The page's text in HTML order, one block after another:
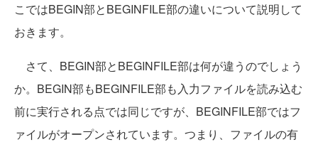
こではBEGIN部とBEGINFILE部の違いについて説明して
おきます。
さて、BEGIN部とBEGINFILE部は何が違うのでしょう
か。BEGIN部もBEGINFILE部も入力ファイルを読み込む
前に実行される点では同じですが、BEGINFILE部ではフ
ァイルがオープンされています。つまり、ファイルの有